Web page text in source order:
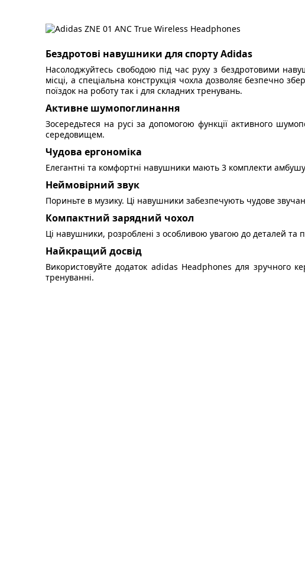
Бездротові навушники для спорту Adidas
Насолоджуйтесь свободою під час руху з бездротовими
місці, а спеціальна конструкція чохла дозволяє безпечно
поїздок на роботу так і для складних тренувань.
Активне шумопоглинання
Зосередьтеся на русі за допомогою функції активного
середовищем.
Чудова ергономіка
Елегантні та комфортні навушники мають 3 комплекти
Неймовірний звук
Пориньте в музику. Ці навушники забезпечують чудове
Компактний зарядний чохол
Ці навушники, розроблені з особливою увагою до деталей та
Найкращий досвід
Використовуйте додаток adidas Headphones для зручного
тренуванні.